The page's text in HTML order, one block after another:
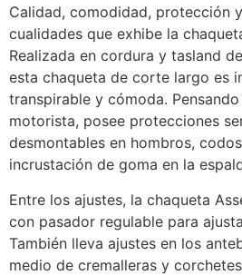
Calidad, comodidad, protección
cualidades que exhibe la
Realizada en cordura y tasland
esta chaqueta de corte largo es
transpirable y cómoda.
motorista, posee protecciones
desmontables en hombros,
incrustación de goma en la
Entre los ajustes, la chaqueta
con pasador regulable para
También lleva ajustes en los
medio de cremalleras y